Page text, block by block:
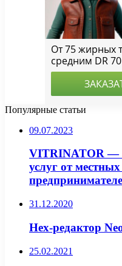
Популярные статьи
09.07.2023
VITRINATOR —
услуг от
31.12.2020
Hex-редактор
25.02.2021